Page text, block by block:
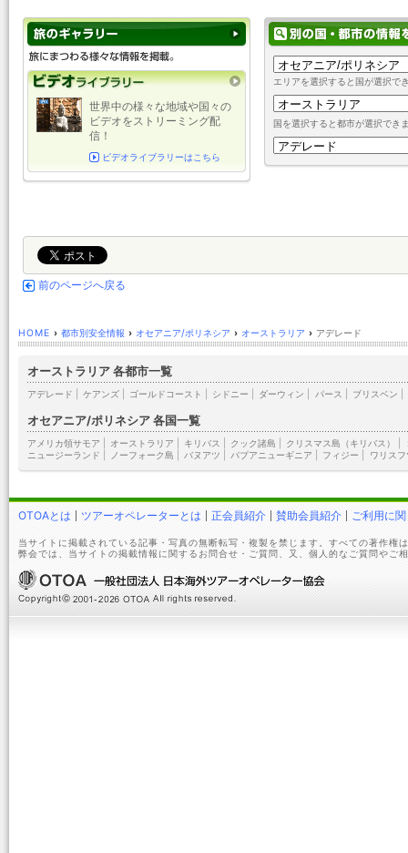
エリアを選択すると国が選択で
国を選択すると都市が選択でき
世界中の様々な地域や国々の
ビデオをストリーミング配
信！
ビデオライブラリーはこちら
前のページへ戻る
HOME › 都市別安全情報 › オセアニア/ポリネシア › オーストラリア › アデレード
オーストラリア 各都市一覧
アデレード ケアンズ ゴールドコースト シドニー ダーウィン パース ブリスベン
オセアニア/ポリネシア 各国一覧
アメリカ領サモア オーストラリア キリバス クック諸島 クリスマス島（キリバス）
ニュージーランド
ノーフォーク島 バヌアツ パプアニューギニア フィジー ワリス
OTOAとは ツアーオペレーターとは 正会員紹介 賛助会員紹介 ご利用に
当サイトに掲載されている記事・写真の無断転写・複製を禁じます。すべての著作権
弊会では、当サイトの掲載情報に関するお問合せ・ご質問、又、個人的なご質問やご